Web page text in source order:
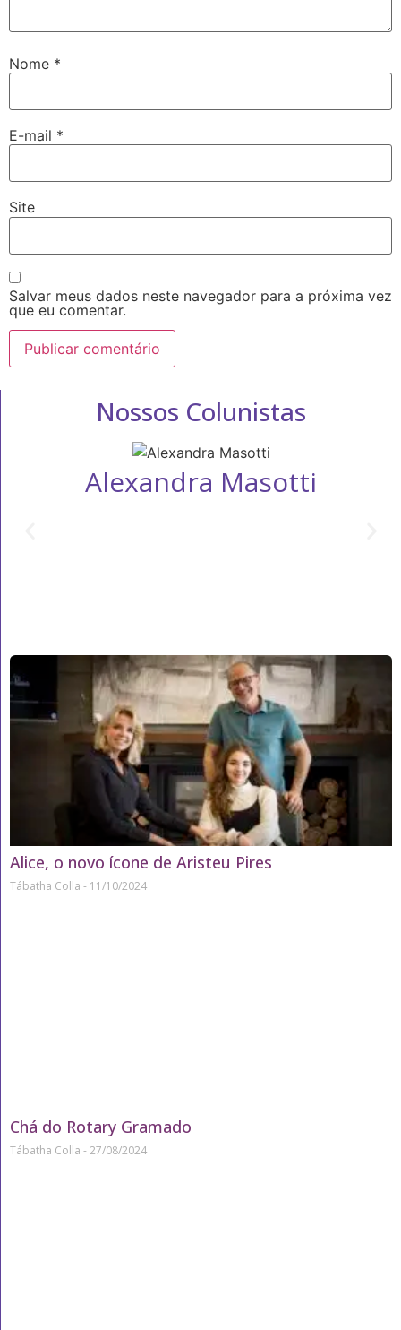
Nome *
E-mail *
Site
Salvar meus dados neste navegador para a próxima vez
que eu comentar.
Nossos Colunistas
Alexandra Masotti
Alice, o novo ícone de Aristeu Pires
Tábatha Colla 11/10/2024
Chá do Rotary Gramado
Tábatha Colla 27/08/2024